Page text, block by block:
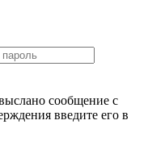
сообщение с
введите его в